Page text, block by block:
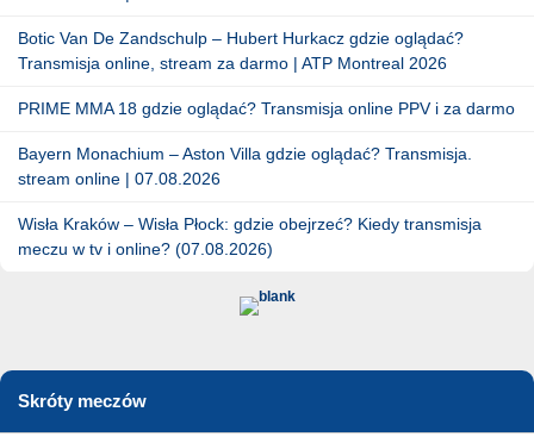
Botic Van De Zandschulp – Hubert Hurkacz gdzie oglądać?
Transmisja online, stream za darmo | ATP Montreal 2026
PRIME MMA 18 gdzie oglądać? Transmisja online PPV i za darmo
Bayern Monachium – Aston Villa gdzie oglądać? Transmisja.
stream online | 07.08.2026
Wisła Kraków – Wisła Płock: gdzie obejrzeć? Kiedy transmisja
meczu w tv i online? (07.08.2026)
Skróty meczów